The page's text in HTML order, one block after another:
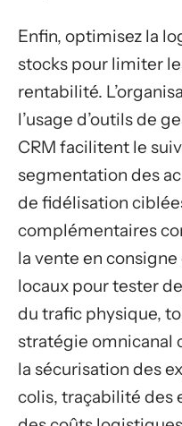
Enfin, optimisez la
stocks pour limiter
rentabilité.
l’usage d’outils de
CRM facilitent le
segmentation des
de fidélisation
complémentaires
la vente en
locaux pour tester
du trafic physique,
stratégie omnicanal
la sécurisation des
colis, traçabilité des